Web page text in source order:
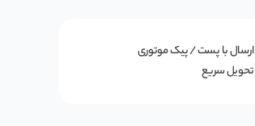
ارسال با پست / پیک موتوری
تحویل سریع